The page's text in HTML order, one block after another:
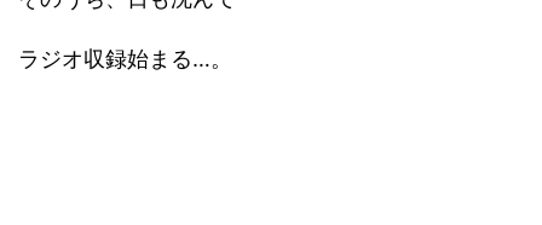
ラジオ収録始まる…。